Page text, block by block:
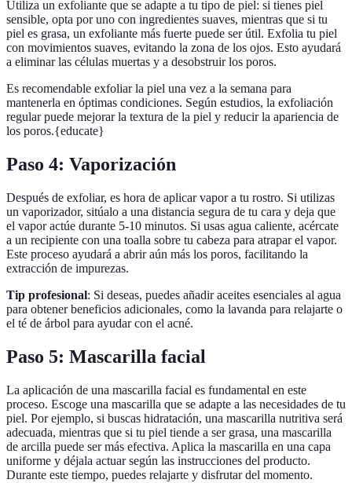
Utiliza un exfoliante que se adapte a tu tipo de piel: si tienes piel
sensible, opta por uno con ingredientes suaves, mientras que si tu
piel es grasa, un exfoliante más fuerte puede ser útil. Exfolia tu piel
con movimientos suaves, evitando la zona de los ojos. Esto ayudará
a eliminar las células muertas y a desobstruir los poros.
Es recomendable exfoliar la piel una vez a la semana para
mantenerla en óptimas condiciones. Según estudios, la exfoliación
regular puede mejorar la textura de la piel y reducir la apariencia de
los poros.{educate}
Paso 4: Vaporización
Después de exfoliar, es hora de aplicar vapor a tu rostro. Si utilizas
un vaporizador, sitúalo a una distancia segura de tu cara y deja que
el vapor actúe durante 5-10 minutos. Si usas agua caliente, acércate
a un recipiente con una toalla sobre tu cabeza para atrapar el vapor.
Este proceso ayudará a abrir aún más los poros, facilitando la
extracción de impurezas.
Tip profesional: Si deseas, puedes añadir aceites esenciales al agua
para obtener beneficios adicionales, como la lavanda para relajarte o
el té de árbol para ayudar con el acné.
Paso 5: Mascarilla facial
La aplicación de una mascarilla facial es fundamental en este
proceso. Escoge una mascarilla que se adapte a las necesidades de tu
piel. Por ejemplo, si buscas hidratación, una mascarilla nutritiva será
adecuada, mientras que si tu piel tiende a ser grasa, una mascarilla
de arcilla puede ser más efectiva. Aplica la mascarilla en una capa
uniforme y déjala actuar según las instrucciones del producto.
Durante este tiempo, puedes relajarte y disfrutar del momento.